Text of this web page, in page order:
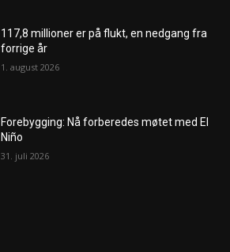
117,8 millioner er på flukt, en nedgang fra
forrige år
1. august 2026
Forebygging: Nå forberedes møtet med El
Niño
31. juli 2026